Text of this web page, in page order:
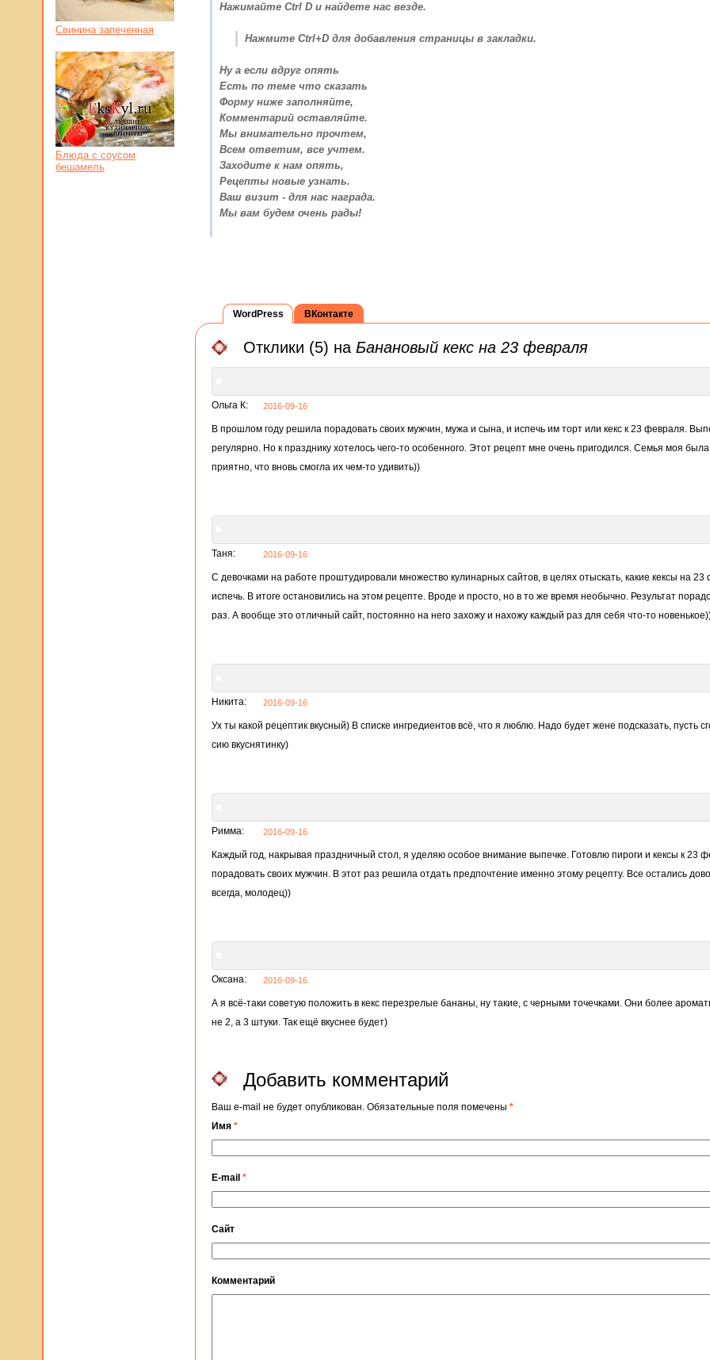
Нажимайте Ctrl D и найдете нас везде.
Нажмите Ctrl+D для добавления страницы в закладки.
Ну а если вдруг опять
Есть по теме что сказать
Форму ниже заполняйте,
Комментарий оставляйте.
Мы внимательно прочтем,
Всем ответим, все учтем.
Заходите к нам опять,
Рецепты новые узнать.
Ваш визит - для нас награда.
Мы вам будем очень рады!
WordPress
Отклики (5) на Банановый кекс на 23 февраля
Ольга К: 2016-09-16
В прошлом году решила порадовать своих мужчин, мужа и сына, и испечь им торт или кекс к 23 февраля.
регулярно. Но к празднику хотелось чего-то особенного. Этот рецепт мне очень пригодился. Семья моя
приятно, что вновь смогла их чем-то удивить))
Таня: 2016-09-16
С девочками на работе проштудировали множество кулинарных сайтов, в целях отыскать, какие кексы на
испечь. В итоге остановились на этом рецепте. Вроде и просто, но в то же время необычно. Результат
раз. А вообще это отличный сайт, постоянно на него захожу и нахожу каждый раз для себя что-то
Никита: 2016-09-16
Ух ты какой рецептик вкусный) В списке ингредиентов всё, что я люблю. Надо будет жене подсказать, пусть
сию вкуснятинку)
Римма: 2016-09-16
Каждый год, накрывая праздничный стол, я уделяю особое внимание выпечке. Готовлю пироги и кексы к 23
порадовать своих мужчин. В этот раз решила отдать предпочтение именно этому рецепту. Все остались
всегда, молодец))
Оксана: 2016-09-16
А я всё-таки советую положить в кекс перезрелые бананы, ну такие, с черными точечками. Они более
не 2, а 3 штуки. Так ещё вкуснее будет)
Добавить комментарий
Ваш e-mail не будет опубликован. Обязательные поля помечены *
Имя *
E-mail *
Сайт
Комментарий
ВКонтакте
Свинина запеченная
Блюда с соусом
бешамель